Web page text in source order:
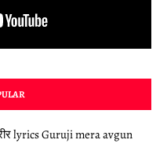
lyrics Guruji mera avgun